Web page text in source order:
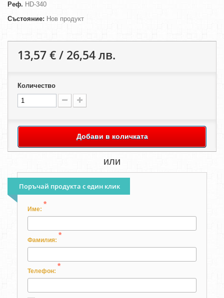
Реф. HD-340
Състояние: Нов продукт
13,57 € / 26,54 лв.
Количество
Добави в количката
или
Поръчай продукта с един клик
Име:
*
Фамилия:
*
Телефон:
*